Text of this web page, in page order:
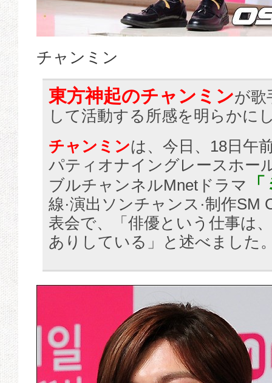
チャンミン
東方神起のチャンミンが歌
して活動する所感を明らかに
チャンミンは、今日、18日午
パティオナイングレースホー
ブルチャンネルMnetドラマ
線·演出ソンチャンス·制作SM
表会で、「俳優という仕事は
ありしている」と述べました